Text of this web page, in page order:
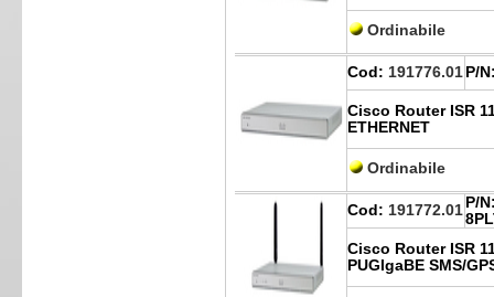
Ordinabile
Cod: 191776.01 P/
Cisco Router ISR
ETHERNET
Ordinabile
Cod: 191772.01 P/
Cisco Router ISR
PUGlgaBE SMS/